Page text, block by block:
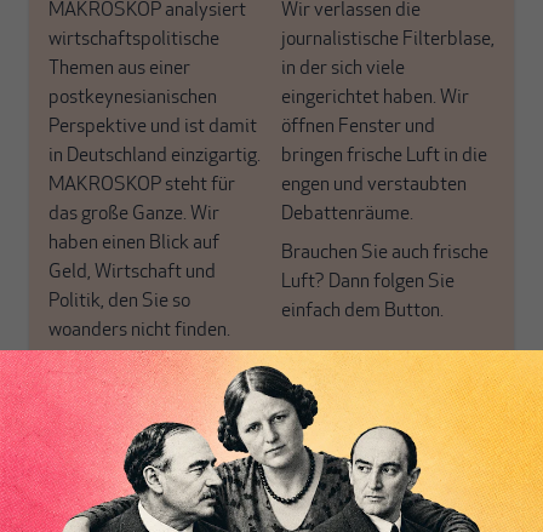
MAKROSKOP analysiert
wirtschaftspolitische
Themen aus einer
postkeynesianischen
Perspektive und ist damit
in Deutschland einzigartig.
MAKROSKOP steht für
das große Ganze. Wir
haben einen Blick auf
Geld, Wirtschaft und
Politik, den Sie so
woanders nicht finden.
Dabei leben wir von
unseren Autoren, ihren
Recherchen, ihrem Wissen
und ihrem Enthusiasmus.
Gemeinsam scheren wir
aus den schmaler
Wir verlassen die
journalistische Filterblase,
in der sich viele
eingerichtet haben. Wir
öffnen Fenster und
bringen frische Luft in die
engen und verstaubten
Debattenräume.
Brauchen Sie auch frische
Luft? Dann folgen Sie
einfach dem Button.
ABONNIEREN SIE
MAKROSKOP
Schon Abonnent? Dann
hiereinloggen!